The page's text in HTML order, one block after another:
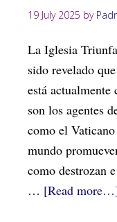
19 July 2025 by
La Iglesia
sido revelado
está
son los agentes
como el
mundo
como destrozan
… [Read